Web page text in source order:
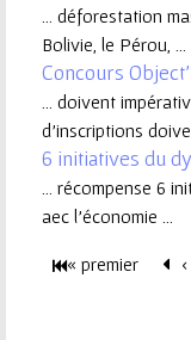
u
r
... déforestation
Bolivie, le Pérou, ...
Concours
... doivent
d’inscriptions
6 initiatives du
... récompense 6
aec l'économie ...
« premier